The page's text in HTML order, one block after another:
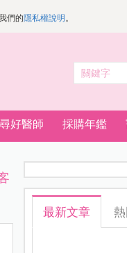
們的隱私權說明 。
好醫師 採購年鑑
最新文章